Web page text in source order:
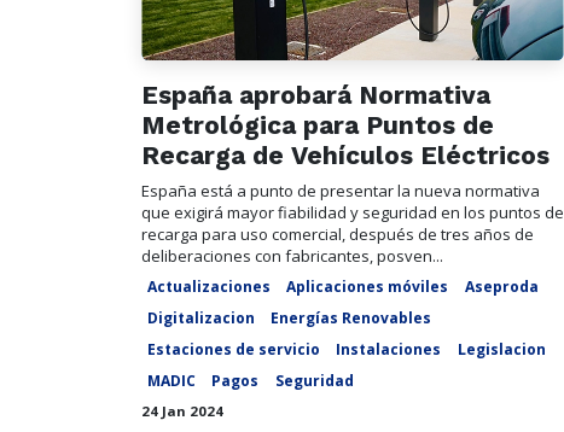
España aprobará Normativa
Metrológica para Puntos de
Recarga de Vehículos Eléctricos
España está a punto de presentar la nueva normativa
que exigirá mayor fiabilidad y seguridad en los puntos de
recarga para uso comercial, después de tres años de
deliberaciones con fabricantes, posven...
Actualizaciones Aplicaciones móviles
Aseproda
Digitalizacion
Energías Renovables
Estaciones de servicio
Instalaciones
Legislacion
MADIC
Pagos Seguridad
24 Jan 2024